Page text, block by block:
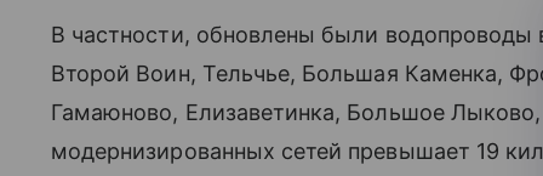
В частности, обновлены были водопроводы
Второй Воин, Тельчье, Большая Каменка,
Гамаюново, Елизаветинка, Большое
модернизированных сетей превышает 19